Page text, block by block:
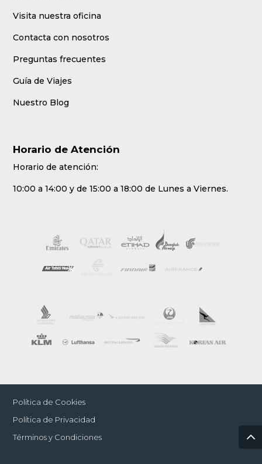
Visita nuestra oficina
Contacta con nosotros
Preguntas frecuentes
Guía de Viajes
Nuestro Blog
Horario de Atención
Horario de atención:
10:00 a 14:00 y de 15:00 a 18:00 de Lunes a Viernes.
Política de Cookies
Política de Privacidad
Términos y Condiciones